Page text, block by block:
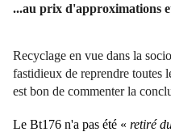
...au prix d'approximations
Recyclage en vue dans la
fastidieux de reprendre toutes
est bon de commenter la
Le Bt176 n'a pas été « retiré